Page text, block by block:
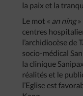
la paix et la
Le mot « an ning»
centres
l’archidiocèse de
socio-médical
la clinique
réalités et le
l’Eglise est